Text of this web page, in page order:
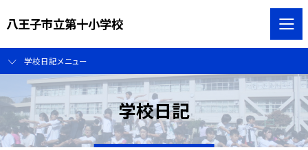
八王子市立第十小学校
学校日記メニュー
学校日記